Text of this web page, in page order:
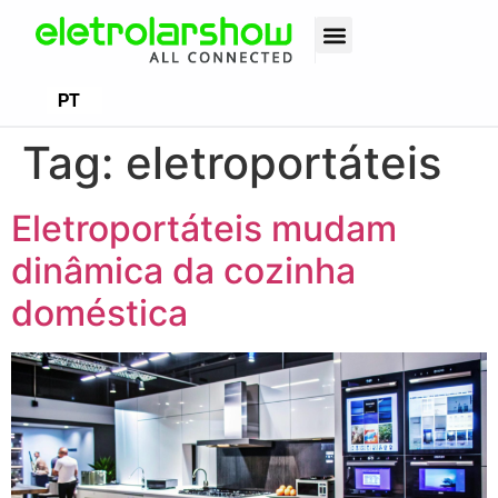
PT
ES
Tag: eletroportáteis
Eletroportáteis mudam
dinâmica da cozinha
doméstica